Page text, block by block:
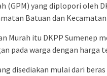
(GPM) yang diplopori oleh
Batuan dan
Murah itu DKPP Sumenep
pada warga dengan harga
disediakan mulai dari